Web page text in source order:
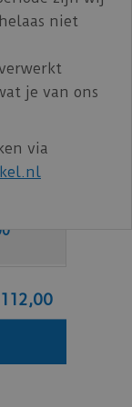
112,00
niet
je van ons
via